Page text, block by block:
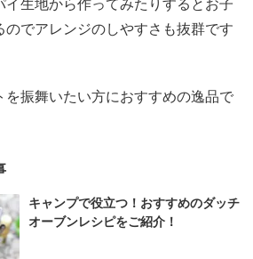
イ生地から作ってみたりするとお子
のでアレンジのしやすさも抜群です
を振舞いたい方におすすめの逸品で
キャンプで役立つ！おすすめのダッチ
オーブンレシピをご紹介！